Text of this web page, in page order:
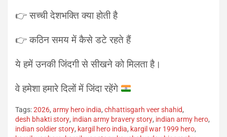
👉 सच्ची देशभक्ति क्या होती है
👉 कठिन समय में कैसे डटे रहते हैं
ये हमें उनकी जिंदगी से सीखने को मिलता है।
वे हमेशा हमारे दिलों में जिंदा रहेंगे
Tags:2026, army hero india, chhattisgarh veer shahid,
desh bhakti story, indian army bravery story, indian army hero,
indian soldier story, kargil hero india, kargil war 1999 hero,